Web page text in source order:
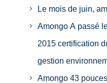
Le mois de juin,
Amongo A passé
2015 certification
gestion
Amongo 43